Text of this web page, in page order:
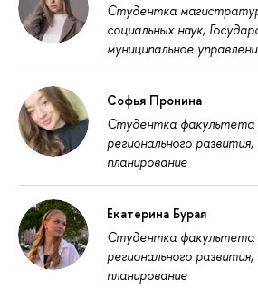
Студентка
социальных наук,
муниципальное
Софья Пронина
Студентка факультета
регионального развития,
планирование
Екатерина Бурая
Студентка факультета
регионального развития,
планирование